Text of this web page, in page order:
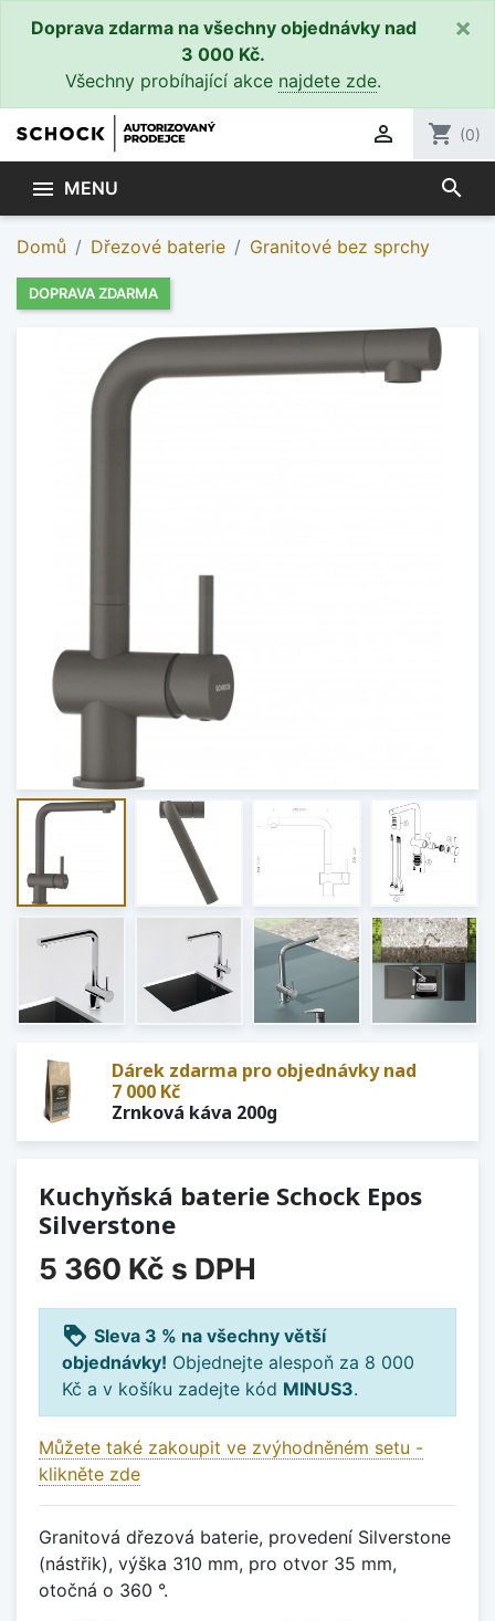
Doprava zdarma na všechny objednávky nad
3 000 Kč.
Všechny probíhající akce najdete zde.
×
 shopping_cart (0)
 MENU search
Domů Dřezové baterie Granitové bez sprchy
DOPRAVA ZDARMA
Dárek zdarma pro objednávky nad
7 000 Kč
Zrnková káva 200g
Kuchyňská baterie Schock Epos
Silverstone
5 360 Kč s DPH
loyalty Sleva 3 % na všechny větší
objednávky! Objednejte alespoň za 8 000
Kč a v košíku zadejte kód MINUS3.
Můžete také zakoupit ve zvýhodněném setu -
klikněte zde
Granitová dřezová baterie, provedení Silverstone
(nástřik), výška 310 mm, pro otvor 35 mm,
otočná o 360 °.